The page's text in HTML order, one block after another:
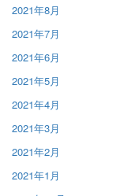
2021年8月
2021年7月
2021年6月
2021年5月
2021年4月
2021年3月
2021年2月
2021年1月